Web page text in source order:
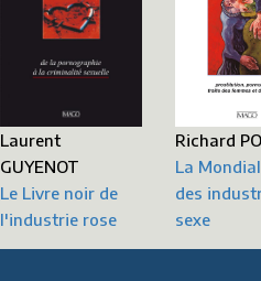
Laurent
GUYENOT
Le Livre noir de
l'industrie rose
Richard
La
des
sexe